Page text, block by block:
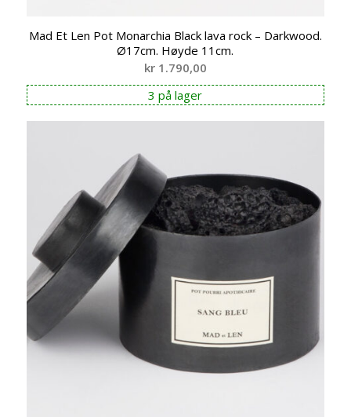
Mad Et Len Pot Monarchia Black lava rock – Darkwood.
Ø17cm. Høyde 11cm.
kr1.790,00
3 på lager